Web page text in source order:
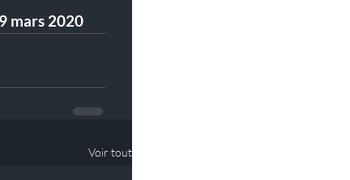
mars 2020
Voir tout